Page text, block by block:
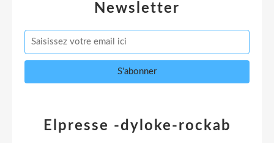
Newsletter
Elpresse -dyloke-rockab